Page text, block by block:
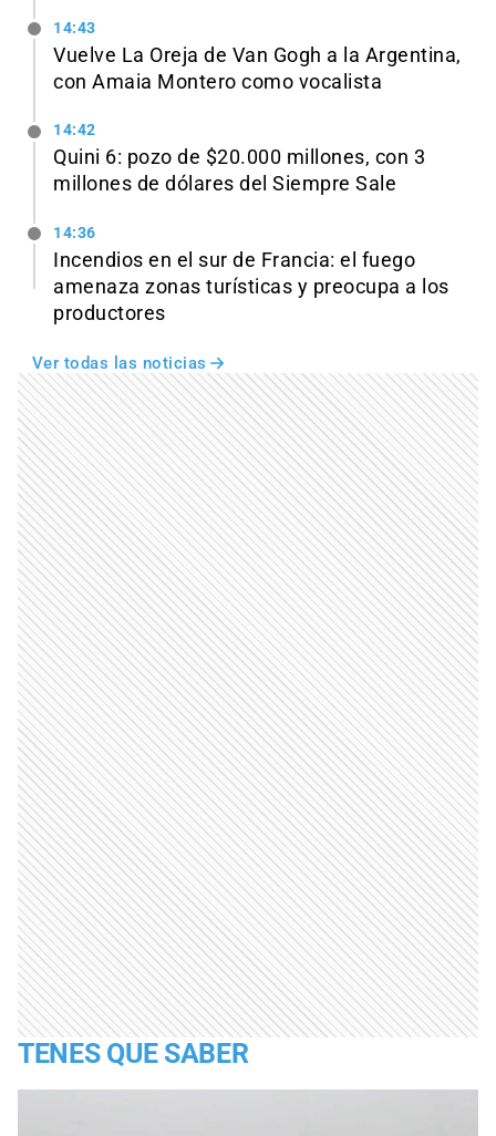
14:43
Vuelve La Oreja de Van Gogh a la Argentina,
con Amaia Montero como vocalista
14:42
Quini 6: pozo de $20.000 millones, con 3
millones de dólares del Siempre Sale
14:36
Incendios en el sur de Francia: el fuego
amenaza zonas turísticas y preocupa a los
productores
Ver todas las noticias
TENES QUE SABER